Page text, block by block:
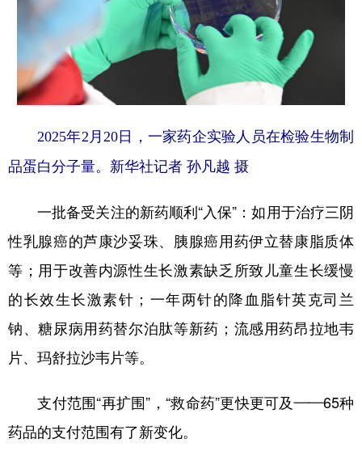
吉林 上海
浙江 安徽 江西
山东 湖北
新疆 内蒙古 黑龙江
多语种频道
Русский язык
2025年2月20日，一家药企实验人员在检验生物制
品蛋白分子量。新华社记者 孙凡越 摄
一批备受关注的新药顺利“入保”：如用于治疗三阴
性乳腺癌的芦康沙妥珠、胰腺癌用药伊立替康脂质体
等；用于改善内源性生长激素缺乏所致儿童生长缓慢
的长效生长激素针；一年两针的降血脂针英克司兰
钠、糖尿病用药替尔泊肽等新药；流感用药昂拉地韦
片、玛舒拉沙韦片等。
支付范围“再扩围”，“救命药”更快更可及——65种
药品的支付范围有了新变化。